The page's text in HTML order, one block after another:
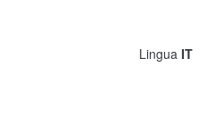
Lingua IT